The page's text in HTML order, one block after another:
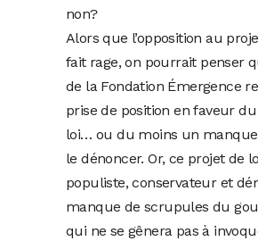
non?
Alors que l’opposition au
fait rage, on pourrait penser
de la Fondation Émergence
prise de position en faveur
loi… ou du moins un manque
le dénoncer. Or, ce projet de
populiste, conservateur et
manque de scrupules du
qui ne se gênera pas à